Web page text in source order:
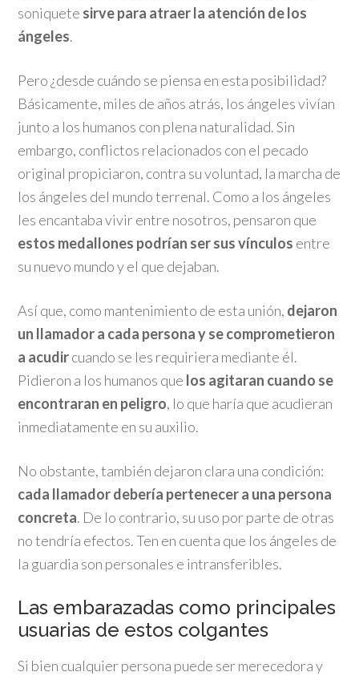
soniquete sirve para atraer la atención de los
ángeles.
Pero ¿desde cuándo se piensa en esta posibilidad?
Básicamente, miles de años atrás, los ángeles vivían
junto a los humanos con plena naturalidad. Sin
embargo, conflictos relacionados con el pecado
original propiciaron, contra su voluntad, la marcha de
los ángeles del mundo terrenal. Como a los ángeles
les encantaba vivir entre nosotros, pensaron que
estos medallones podrían ser sus vínculos entre
su nuevo mundo y el que dejaban.
Así que, como mantenimiento de esta unión, dejaron
un llamador a cada persona y se comprometieron
a acudircuando se les requiriera mediante él.
Pidieron a los humanos que los agitaran cuando se
encontraran en peligro, lo que haría que acudieran
inmediatamente en su auxilio.
No obstante, también dejaron clara una condición:
cada llamador debería pertenecer a una persona
concreta. De lo contrario, su uso por parte de otras
no tendría efectos. Ten en cuenta que los ángeles de
la guardia son personales e intransferibles.
Las embarazadas como principales
usuarias de estos colgantes
Si bien cualquier persona puede ser merecedora y